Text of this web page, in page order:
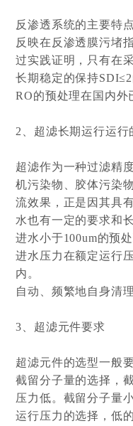
反渗透系统的主要特
反映在反渗透膜污堵
过实践证明，只有在
长期稳定的保持
RO的预处理在国内外
2、超滤长期运行运行
超滤作为一种过滤精
机污染物、胶体污染
流效果，正是因其具
水也有一定的要求和
进水小于100um的预处
进水压力在额定运行
内。
自动、频繁地自身清理
3、超滤元件要求
超滤元件的选型一般
截留分子量的选择，
压力低。截留分子量
运行压力的选择，低